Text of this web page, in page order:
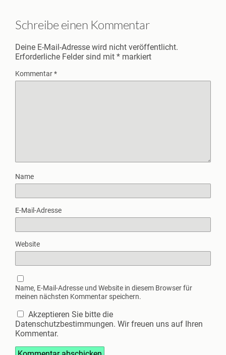
Schreibe einen Kommentar
Deine E-Mail-Adresse wird nicht veröffentlicht.
Erforderliche Felder sind mit * markiert
Kommentar*
Name
E-Mail-Adresse
Website
Name, E-Mail-Adresse und Website in diesem Browser für
meinen nächsten Kommentar speichern.
Akzeptieren Sie bitte die
Datenschutzbestimmungen. Wir freuen uns auf Ihren
Kommentar.